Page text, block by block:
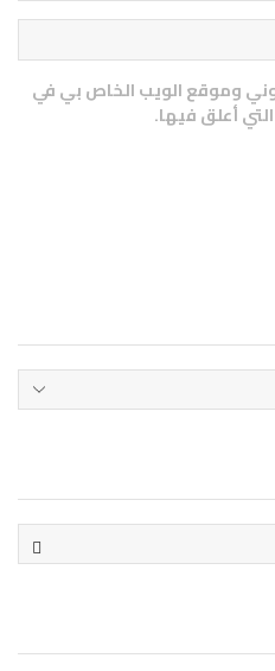
وموقع الويب الخاص بي في
أعلق فيها.